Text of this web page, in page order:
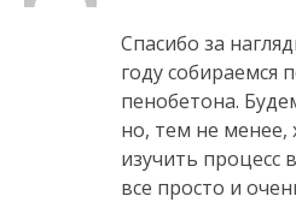
Спасибо за
году собираемся
пенобетона.
но, тем не менее,
изучить процесс
все просто и